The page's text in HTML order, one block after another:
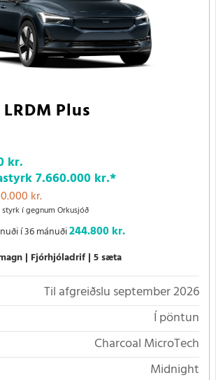
Plus
kr.
7.660.000 kr.*
kr.
í gegnum Orkusjóð
í 36 mánuði244.800 kr.
Fjórhjóladrif 5 sæta
Til afgreiðslu september 2026
Í pöntun
Charcoal MicroTech
Midnight